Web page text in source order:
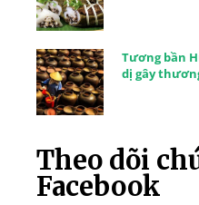
Tương bần
dị gây
Theo dõi
Facebook